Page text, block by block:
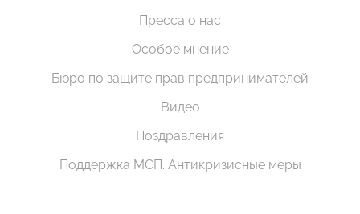
Пресса о нас
Особое мнение
Бюро по защите прав предпринимателей
Видео
Поздравления
Поддержка МСП. Антикризисные меры